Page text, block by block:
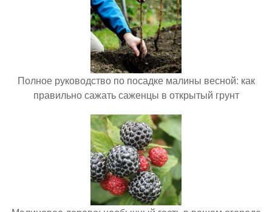
Полное руководство по посадке малины весной: как
правильно сажать саженцы в открытый грунт